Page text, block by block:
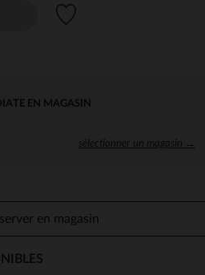
EN MAGASIN
sélectionner un magasin →
en magasin